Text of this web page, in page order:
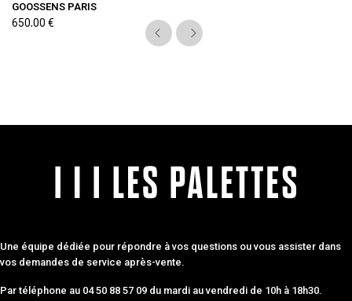
GOOSSENS PARIS
650,00 €
Une équipe dédiée pour répondre à vos questions ou vous assister dans
vos demandes de service après-vente.
Par téléphone au 04 50 88 57 09 du mardi au vendredi de 10h à 18h30.